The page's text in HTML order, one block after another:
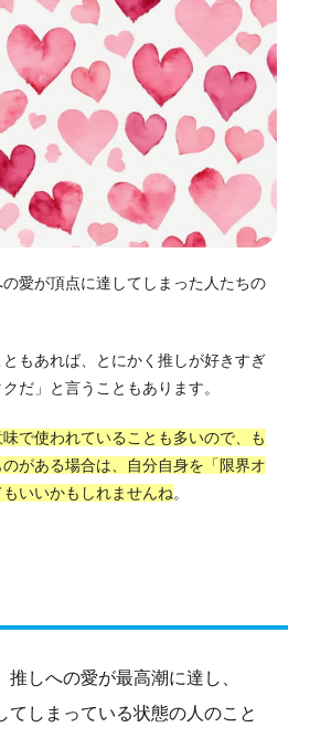
愛が頂点に達してしまった人たちの
もあれば、とにかく推しが好きすぎ
だ」と言うこともあります。
で使われていることも多いので、も
がある場合は、自分自身を「限界オ
いいかもしれませんね。
推しへの愛が最高潮に達し、
てしまっている状態の人のこと